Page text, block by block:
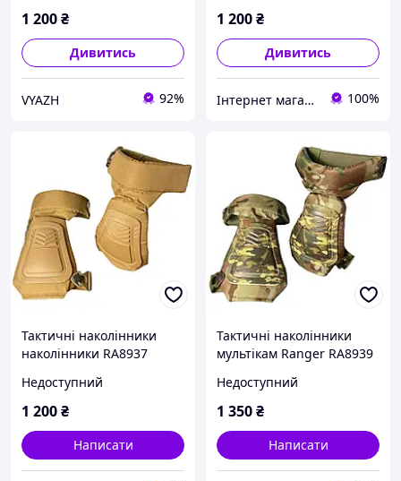
1 200₴
Дивитись
VYAZH 92%
1 200₴
Дивитись
Інтернет магазин Mega Shop 100%
Тактичні наколінники
наколінники RA8937
мм 300 г універсальні
Недоступний
1 200₴
Написати
Тактичні наколінники
мультікам Ranger RA8939
ізолоном 10 мм для
захисту колін
Недоступний
1 350₴
Написати